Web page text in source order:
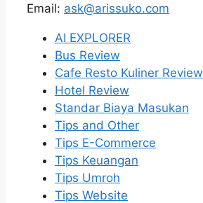
Email: ask@arissuko.com
AI EXPLORER
Bus Review
Cafe Resto Kuliner Review
Hotel Review
Standar Biaya Masukan
Tips and Other
Tips E-Commerce
Tips Keuangan
Tips Umroh
Tips Website